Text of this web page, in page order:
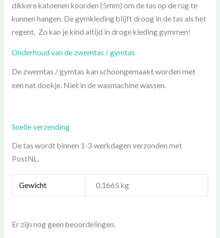
dikkere katoenen koorden (5mm) om de tas op de rug te
kunnen hangen. De gymkleding blijft droog in de tas als het
regent. Zo kan je kind altijd in droge kleding gymmen!
Onderhoud van de zwemtas / gymtas
De zwemtas / gymtas kan schoongemaakt worden met
een nat doekje. Niet in de wasmachine wassen.
Snelle verzending
De tas wordt binnen 1-3 werkdagen verzonden met
PostNL.
Gewicht 0,1665 kg
Er zijn nog geen beoordelingen.